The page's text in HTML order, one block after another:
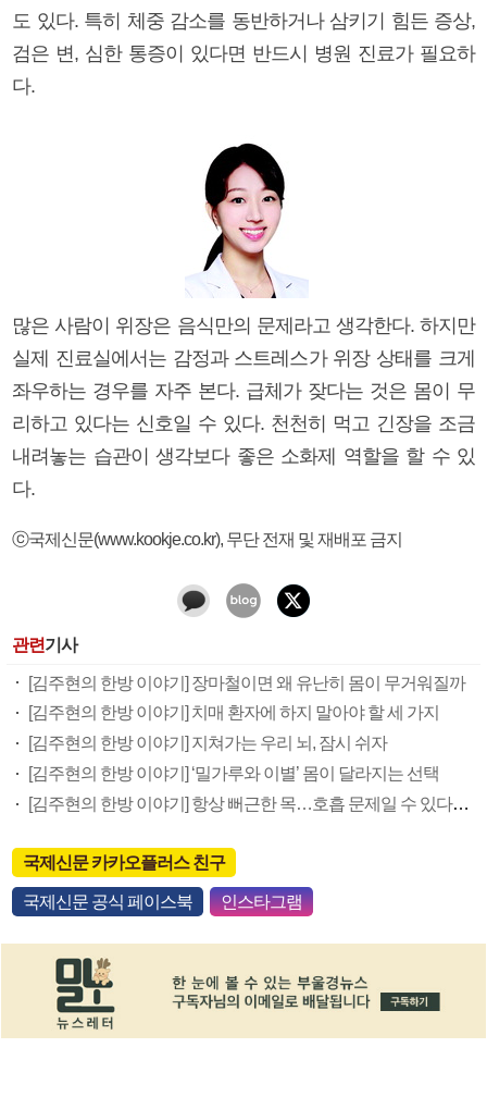
도 있다. 특히 체중 감소를 동반하거나 삼키기 힘든 증상,
검은 변, 심한 통증이 있다면 반드시 병원 진료가 필요하
다.
많은 사람이 위장은 음식만의 문제라고 생각한다. 하지만
실제 진료실에서는 감정과 스트레스가 위장 상태를 크게
좌우하는 경우를 자주 본다. 급체가 잦다는 것은 몸이 무
리하고 있다는 신호일 수 있다. 천천히 먹고 긴장을 조금
내려놓는 습관이 생각보다 좋은 소화제 역할을 할 수 있
다.
ⓒ국제신문(www.kookje.co.kr), 무단 전재 및 재배포 금지
관련기사
[김주현의 한방 이야기] 장마철이면 왜 유난히 몸이 무거워질까
[김주현의 한방 이야기] 치매 환자에 하지 말아야 할 세 가지
[김주현의 한방 이야기] 지쳐가는 우리 뇌, 잠시 쉬자
[김주현의 한방 이야기] ‘밀가루와 이별’ 몸이 달라지는 선택
[김주현의 한방 이야기] 항상 뻐근한 목…호흡 문제일 수 있다고?
국제신문 카카오플러스 친구
국제신문 공식 페이스북 인스타그램